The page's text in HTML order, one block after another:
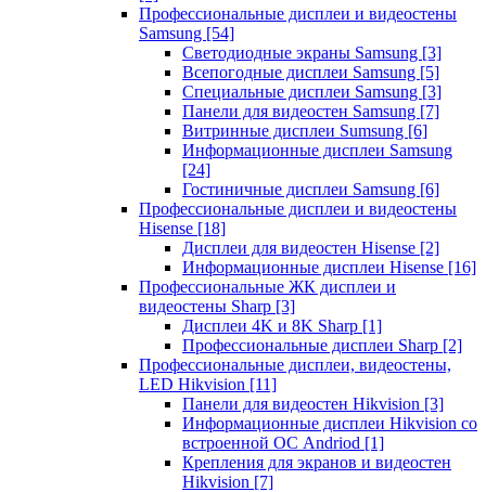
Профессиональные дисплеи и видеостены
Samsung [54]
Светодиодные экраны Samsung [3]
Всепогодные дисплеи Samsung [5]
Специальные дисплеи Samsung [3]
Панели для видеостен Samsung [7]
Витринные дисплеи Sumsung [6]
Информационные дисплеи Samsung
[24]
Гостиничные дисплеи Samsung [6]
Профессиональные дисплеи и видеостены
Hisense [18]
Дисплеи для видеостен Hisense [2]
Информационные дисплеи Hisense [16]
Профессиональные ЖК дисплеи и
видеостены Sharp [3]
Дисплеи 4K и 8K Sharp [1]
Профессиональные дисплеи Sharp [2]
Профессиональные дисплеи, видеостены,
LED Hikvision [11]
Панели для видеостен Hikvision [3]
Информационные дисплеи Hikvision со
встроенной ОС Andriod [1]
Крепления для экранов и видеостен
Hikvision [7]